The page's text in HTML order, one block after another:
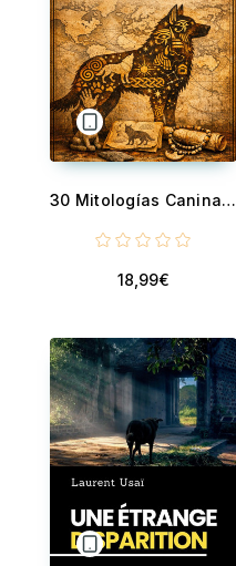
30 Mitologías Caninas - Cómo la genética y los datos históricos desmontaron las creencias populares
18,99€